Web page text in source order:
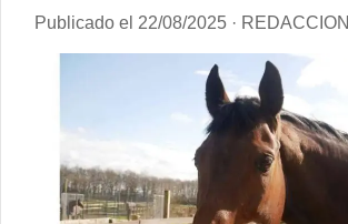
Publicado el 22/08/2025 · REDACCION